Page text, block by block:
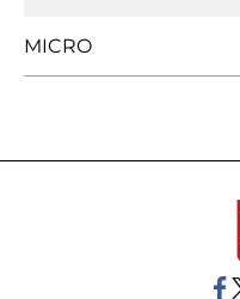
MICRO